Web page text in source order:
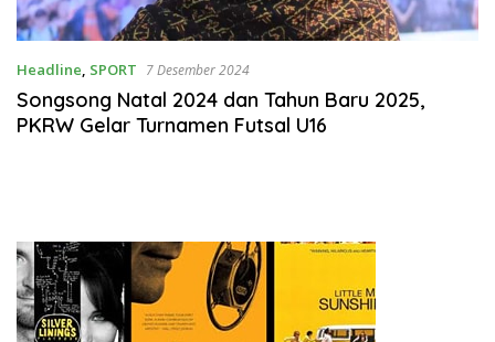
Headline, SPORT 7 Desember 2024
Songsong Natal 2024 dan Tahun Baru 2025,
PKRW Gelar Turnamen Futsal U16